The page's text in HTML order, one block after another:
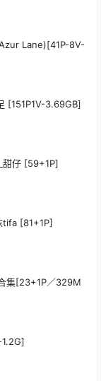
Lane)[41P-8V-
[151P1V-3.69GB]
仔 [59+1P]
tifa [81+1P]
集[23+1P／329M